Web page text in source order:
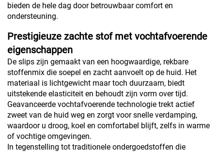
bieden de hele dag door betrouwbaar comfort en
ondersteuning.
Prestigieuze zachte stof met vochtafvoerende
eigenschappen
De slips zijn gemaakt van een hoogwaardige, rekbare
stoffenmix die soepel en zacht aanvoelt op de huid. Het
materiaal is lichtgewicht maar toch duurzaam, biedt
uitstekende elasticiteit en behoudt zijn vorm over tijd.
Geavanceerde vochtafvoerende technologie trekt actief
zweet van de huid weg en zorgt voor snelle verdamping,
waardoor u droog, koel en comfortabel blijft, zelfs in warme
of vochtige omgevingen.
In tegenstelling tot traditionele ondergoedstoffen die